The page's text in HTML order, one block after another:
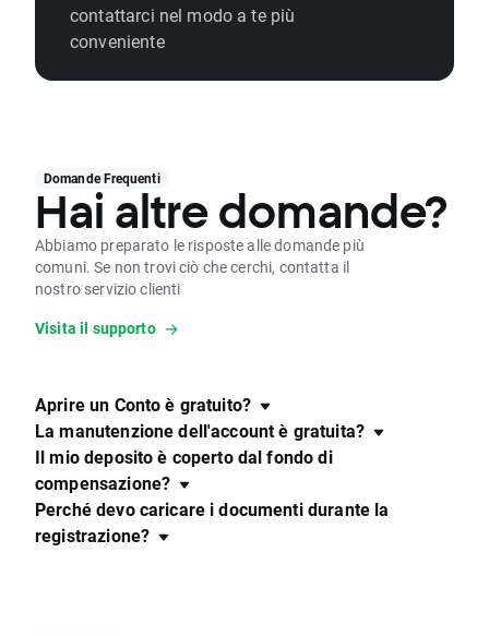
contattarci nel modo a te più
conveniente
Domande Frequenti
Hai altre domande?
Abbiamo preparato le risposte alle domande più
comuni. Se non trovi ciò che cerchi, contatta il
nostro servizio clienti
Visita il supporto
Aprire un Conto è gratuito?
La manutenzione dell'account è gratuita?
Il mio deposito è coperto dal fondo di
compensazione?
Perché devo caricare i documenti durante la
registrazione?